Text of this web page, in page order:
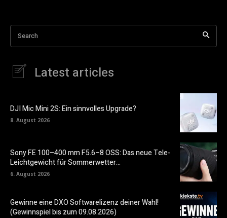
Search
Latest articles
DJI Mic Mini 2S: Ein sinnvolles Upgrade?
8. August 2026
Sony FE 100–400 mm F5.6–8 OSS: Das neue Tele-
Leichtgewicht für Sommerwetter…
6. August 2026
Gewinne eine DXO Softwarelizenz deiner Wahl!
(Gewinnspiel bis zum 09.08.2026)